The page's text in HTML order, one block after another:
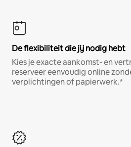
De flexibiliteit die jij nodig hebt
Kies je exacte aankomst- en
reserveer eenvoudig online
verplichtingen of papierwerk.*